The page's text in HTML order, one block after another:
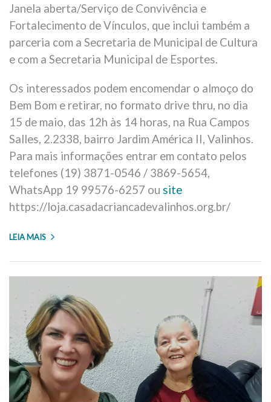
Janela aberta/Serviço de Convivência e
Fortalecimento de Vínculos, que inclui também a
parceria com a Secretaria de Municipal de Cultura
e com a Secretaria Municipal de Esportes.
Os interessados podem encomendar o almoço do
Bem Bom e retirar, no formato drive thru, no dia
15 de maio, das 12h às 14 horas, na Rua Campos
Salles, 2.2338, bairro Jardim América II, Valinhos.
Para mais informações entrar em contato pelos
telefones (19) 3871-0546 / 3869-5654,
WhatsApp 19 99576-6257 ou site
https://loja.casadacriancadevalinhos.org.br/
LEIA MAIS